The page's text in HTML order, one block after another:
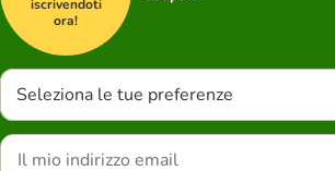
iscrivendoti
ora!
Seleziona le tue preferenze